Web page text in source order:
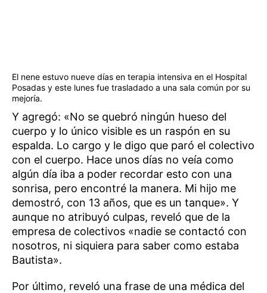
El nene estuvo nueve días en terapia intensiva en el Hospital
Posadas y este lunes fue trasladado a una sala común por su
mejoría.
Y agregó: «No se quebró ningún hueso del
cuerpo y lo único visible es un raspón en su
espalda. Lo cargo y le digo que paró el colectivo
con el cuerpo. Hace unos días no veía como
algún día iba a poder recordar esto con una
sonrisa, pero encontré la manera. Mi hijo me
demostró, con 13 años, que es un tanque». Y
aunque no atribuyó culpas, reveló que de la
empresa de colectivos «nadie se contactó con
nosotros, ni siquiera para saber como estaba
Bautista».
Por último, reveló una frase de una médica del